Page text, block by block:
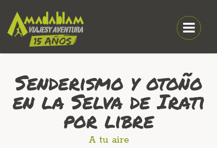
Senderismo y otoño
en la Selva de Irati
por libre
A tu aire